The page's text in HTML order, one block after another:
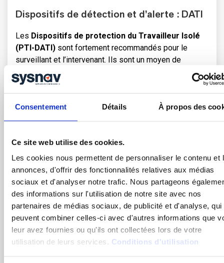
Consentement Détails À propos des
Ce site web utilise des cookies.
Les cookies nous permettent de personnaliser le contenu et
annonces, d'offrir des fonctionnalités relatives aux médias
sociaux et d'analyser notre trafic. Nous partageons
des informations sur l'utilisation de notre site avec nos
partenaires de médias sociaux, de publicité et d'analyse, qui
peuvent combiner celles-ci avec d'autres informations que
leur avez fournies ou qu'ils ont collectées lors de votre
utilisation de leurs services. Conditions d'utilisation
Dispositifs de détection et d’alerte : DATI
Les Dispositifs de protection du Travailleur Isolé
(PTI-DATI) sont fortement recommandés pour le
surveillant et l’intervenant. Ils sont un moyen de
détecter une immobilité ou
, déclenchent
automatiquement une alerte en cas de problème et
géolocalisent le travailleur isolé.
confiné.
Sanctions en cas de non-
conformité
l’employeur à des sanctions lourdes :